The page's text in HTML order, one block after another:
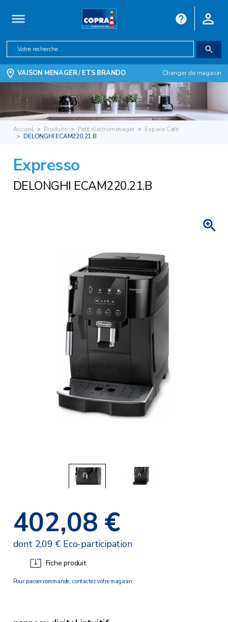
VAISON MENAGER / ETS BRANDO Changer de magasin
Accueil Produits Petit électroménager
Espace Café
DELONGHI ECAM220.21.B
Expresso
DELONGHI ECAM220.21.B
402,08 €
dont 2,09 € Eco-participation
Fiche produit
Pour passer commande, contactez votre magasin.